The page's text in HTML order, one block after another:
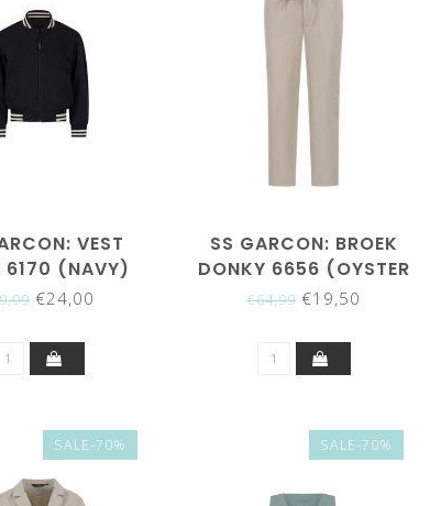
VEST
6170 (NAVY)
€24,00
SS GARCON: BROEK
DONKY 6656 (OYSTER
GREY)
€64,99€19,50
SALE-70% SALE-70%